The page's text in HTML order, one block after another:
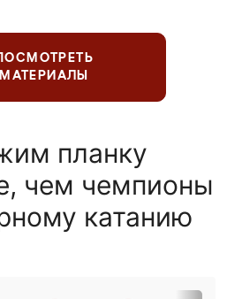
ПОСМОТРЕТЬ
МАТЕРИАЛЫ
планку
чем чемпионы
катанию